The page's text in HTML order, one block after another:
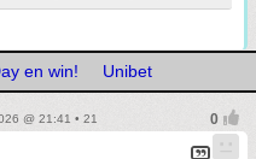
en win! Unibet
@ 21:41 • 21